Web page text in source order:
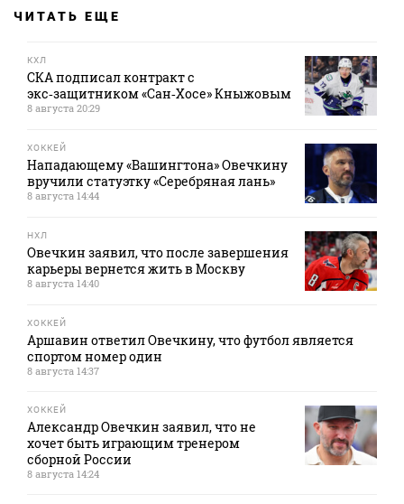
ЧИТАТЬ ЕЩЕ
КХЛ
СКА подписал контракт с
экс‑защитником «Сан‑Хосе» Кныжовым
8 августа 20:29
ХОККЕЙ
Нападающему «Вашингтона» Овечкину
вручили статуэтку «Серебряная лань»
8 августа 14:44
НХЛ
Овечкин заявил, что после завершения
карьеры вернется жить в Москву
8 августа 14:40
ХОККЕЙ
Аршавин ответил Овечкину, что футбол является
спортом номер один
8 августа 14:37
ХОККЕЙ
Александр Овечкин заявил, что не
хочет быть играющим тренером
сборной России
8 августа 14:24